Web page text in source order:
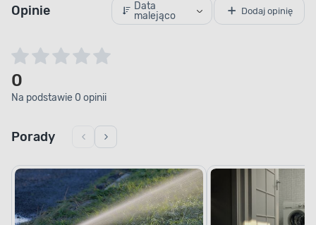
Opinie
Data
malejąco
Dodaj opinię
0
Na podstawie 0 opinii
Porady